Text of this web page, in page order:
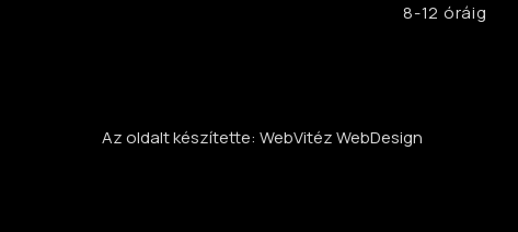
8-12 óráig
Az oldalt készítette: WebVitéz WebDesign